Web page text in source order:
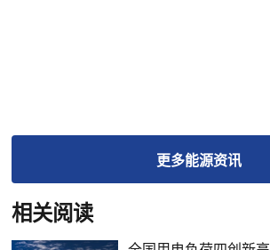
更多能源资讯
相关阅读